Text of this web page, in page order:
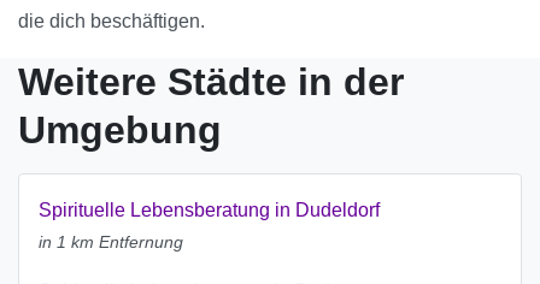
die dich beschäftigen.
Weitere Städte in der
Umgebung
Spirituelle Lebensberatung in Dudeldorf
in 1 km Entfernung